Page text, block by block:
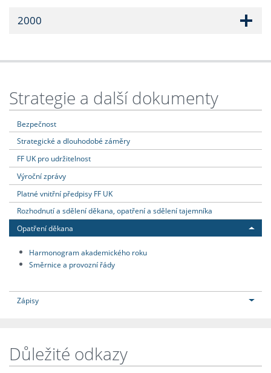
2000
Strategie a další dokumenty
Bezpečnost
Strategické a dlouhodobé záměry
FF UK pro udržitelnost
Výroční zprávy
Platné vnitřní předpisy FF UK
Rozhodnutí a sdělení děkana, opatření a sdělení tajemníka
Opatření děkana
Harmonogram akademického roku
Směrnice a provozní řády
Zápisy
Důležité odkazy